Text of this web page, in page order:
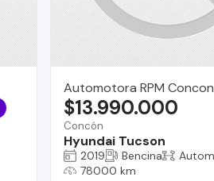
Automotora RPM Concon
Concón
Hyundai Tucson
$13.990.000
2019 Bencina
78000 km